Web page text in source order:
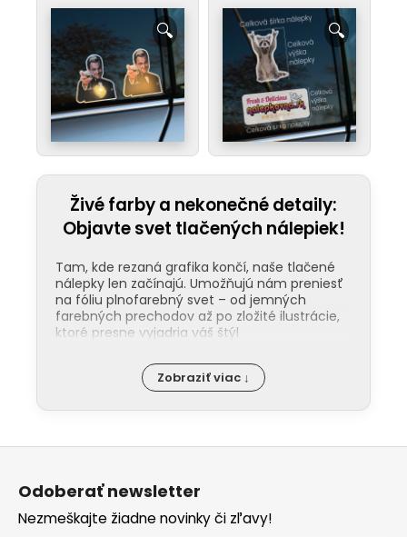
Živé farby a nekonečné detaily:
Objavte svet tlačených nálepiek!
Tam, kde rezaná grafika končí, naše tlačené
nálepky len začínajú. Umožňujú nám preniesť
na fóliu plnofarebný svet – od jemných
farebných prechodov až po zložité ilustrácie,
ktoré presne vyjadria váš štýl
Odolnosť pod ochranou laminácie:
Kľúčom k dlhej životnosti našich nálepiek
rozdiel od bežných nálepiek, tie naše
slnku. Na našom YouTube kanáli vám
ukážeme rozdiel medzi matným a
lesklým finišom, aby ste presne vedeli,
Zobraziť viac ↓
Z
Odoberať newsletter
Nezmeškajte žiadne novinky či zľavy!